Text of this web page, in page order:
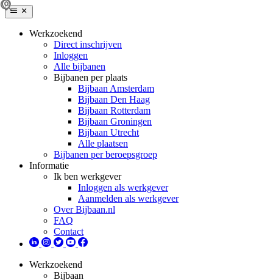
Werkzoekend
Direct inschrijven
Inloggen
Alle bijbanen
Bijbanen per plaats
Bijbaan Amsterdam
Bijbaan Den Haag
Bijbaan Rotterdam
Bijbaan Groningen
Bijbaan Utrecht
Alle plaatsen
Bijbanen per beroepsgroep
Informatie
Ik ben werkgever
Inloggen als werkgever
Aanmelden als werkgever
Over Bijbaan.nl
FAQ
Contact
Werkzoekend
Bijbaan